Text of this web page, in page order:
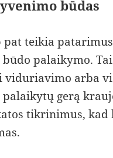
būdas
pat teikia
palaikymo.
viduriavimo arba
gerą
tikrinimus, kad